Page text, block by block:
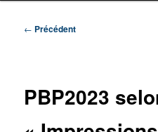
Navigation
← Précédent
PBP2023